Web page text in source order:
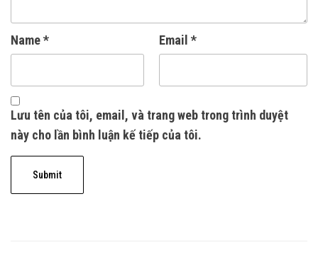
Name* Email *
Lưu tên của tôi, email, và trang web trong trình duyệt
này cho lần bình luận kế tiếp của tôi.